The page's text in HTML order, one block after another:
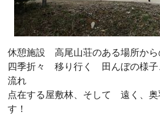
休憩施設 高尾山荘のある場所から
四季折々 移り行く 田んぼの様子
流れ
点在する屋敷林、そして 遠く、奥
す！